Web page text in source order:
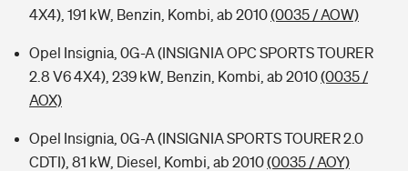
4X4), 191 kW, Benzin, Kombi, ab 2010(0035 / AOW)
Opel Insignia, 0G-A (INSIGNIA OPC SPORTS TOURER
2.8 V6 4X4), 239 kW, Benzin, Kombi, ab 2010(0035 /
AOX)
Opel Insignia, 0G-A (INSIGNIA SPORTS TOURER 2.0
CDTI), 81 kW, Diesel, Kombi, ab 2010(0035 / AOY)